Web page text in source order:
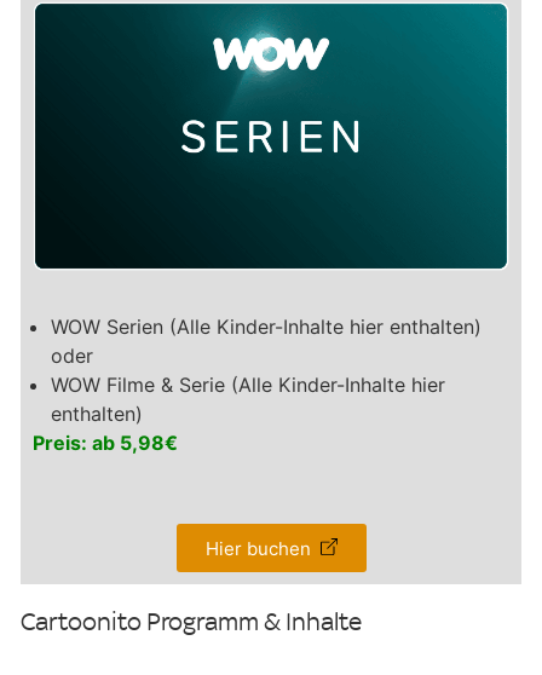
WOW Serien (Alle Kinder-Inhalte hier enthalten)
oder
WOW Filme & Serie (Alle Kinder-Inhalte hier
enthalten)
Preis: ab 5,98€
Hier buchen
Cartoonito Programm & Inhalte